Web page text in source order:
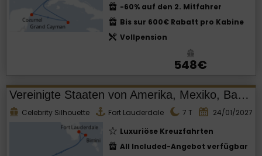
-60% auf den 2. Mitfahrer
Bis sur 600€ Rabatt pro Kabine
Vollpension
548€
Vereinigte Staaten von Amerika, Mexiko, Bahamas
Celebrity Silhouette Fort Lauderdale 7 T
24/01/2027
Luxuriöse Kreuzfahrten
All Included-Angebot verfügbar